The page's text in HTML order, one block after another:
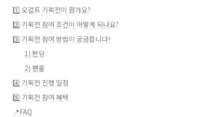
1️⃣ 오컬트 기획전이 뭔가요?
2️⃣ 기획전 참여 조건이 어떻게 되나요?
3️⃣ 기획전 참여 방법이 궁금합니다!
1) 펀딩
2) 팬콜
4️⃣ 기획전 진행 일정
5️⃣ 기획전 참여 혜택
📍FAQ